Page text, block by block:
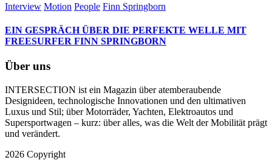
Interview Motion People Finn Springborn
EIN GESPRÄCH ÜBER DIE PERFEKTE WELLE MIT
FREESURFER FINN SPRINGBORN
Über uns
INTERSECTION ist ein Magazin über atemberaubende
Designideen, technologische Innovationen und den ultimativen
Luxus und Stil; über Motorräder, Yachten, Elektroautos und
Supersportwagen – kurz: über alles, was die Welt der Mobilität prägt
und verändert.
2026 Copyright